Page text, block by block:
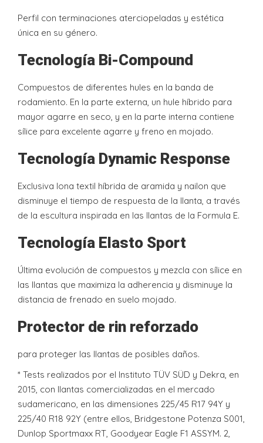
Perfil con terminaciones aterciopeladas y estética
única en su género.
Tecnología Bi-Compound
Compuestos de diferentes hules en la banda de
rodamiento. En la parte externa, un hule híbrido para
mayor agarre en seco, y en la parte interna contiene
sílice para excelente agarre y freno en mojado.
Tecnología Dynamic Response
Exclusiva lona textil híbrida de aramida y nailon que
disminuye el tiempo de respuesta de la llanta, a través
de la escultura inspirada en las llantas de la Formula E.
Tecnología Elasto Sport
Última evolución de compuestos y mezcla con sílice en
las llantas que maximiza la adherencia y disminuye la
distancia de frenado en suelo mojado.
Protector de rin reforzado
para proteger las llantas de posibles daños.
* Tests realizados por el Instituto TÜV SÜD y Dekra, en
2015, con llantas comercializadas en el mercado
sudamericano, en las dimensiones 225/45 R17 94Y y
225/40 R18 92Y (entre ellos, Bridgestone Potenza S001,
Dunlop Sportmaxx RT, Goodyear Eagle F1 ASSYM. 2,